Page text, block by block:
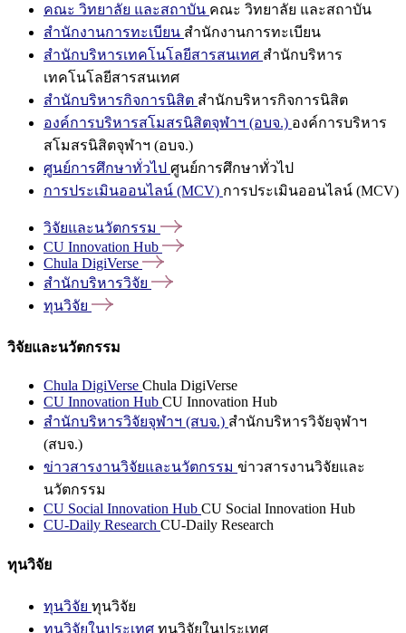
คณะ วิทยาลัย และสถาบัน คณะ วิทยาลัย และสถาบัน
สำนักงานการทะเบียน สำนักงานการทะเบียน
สำนักบริหารเทคโนโลยีสารสนเทศ สำนักบริหาร
เทคโนโลยีสารสนเทศ
สำนักบริหารกิจการนิสิต สำนักบริหารกิจการนิสิต
องค์การบริหารสโมสรนิสิตจุฬาฯ (อบจ.) องค์การบริหาร
สโมสรนิสิตจุฬาฯ (อบจ.)
ศูนย์การศึกษาทั่วไป ศูนย์การศึกษาทั่วไป
การประเมินออนไลน์ (MCV) การประเมินออนไลน์ (MCV)
วิจัยและนวัตกรรม
CU Innovation Hub
Chula DigiVerse
สำนักบริหารวิจัย
ทุนวิจัย
วิจัยและนวัตกรรม
Chula DigiVerse Chula DigiVerse
CU Innovation Hub CU Innovation Hub
สำนักบริหารวิจัยจุฬาฯ (สบจ.) สำนักบริหารวิจัยจุฬาฯ
(สบจ.)
ข่าวสารงานวิจัยและนวัตกรรม ข่าวสารงานวิจัยและ
นวัตกรรม
CU Social Innovation Hub CU Social Innovation Hub
CU-Daily Research CU-Daily Research
ทุนวิจัย
ทุนวิจัย ทุนวิจัย
ทุนวิจัยในประเทศ ทุนวิจัยในประเทศ